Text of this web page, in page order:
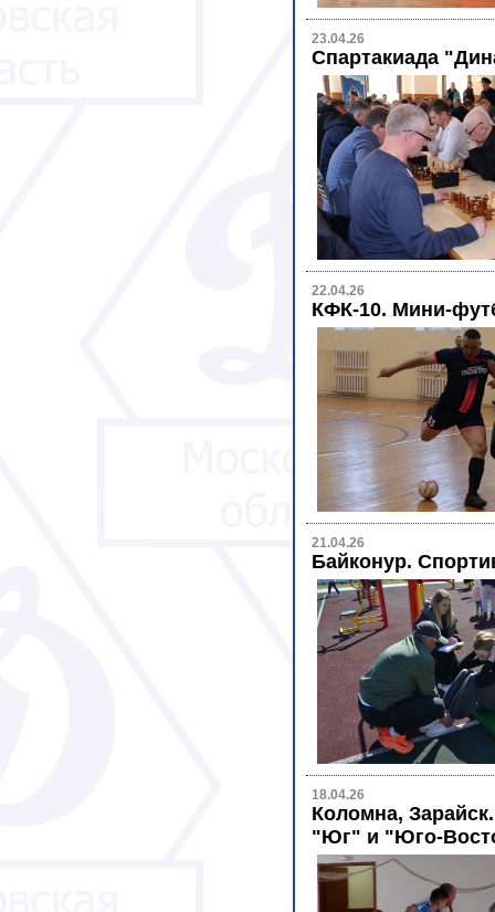
23.04.26
Спартакиада
22.04.26
КФК-10. Мини-
21.04.26
Байконур.
18.04.26
Коломна,
"Юг" и "Юго-